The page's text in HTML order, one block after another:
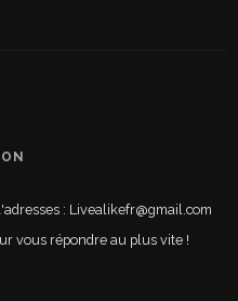
: Livealikefr@gmail.com
vous répondre au plus vite !